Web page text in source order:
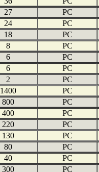
27 PC
24 PC
18 PC
8 PC
6 PC
6 PC
2 PC
1400 PC
800 PC
400 PC
220 PC
130 PC
80 PC
40 PC
300 PC